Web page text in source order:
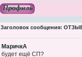
Заголовок сообщения:
МаричкА
будет ещё СП?